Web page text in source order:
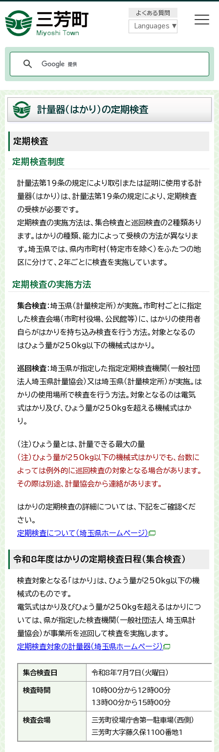
よくある質問
Languages
計量器（はかり）の定期検査
定期検査
定期検査制度
計量法第19条の規定により取引または証明に使用する計
量器（はかり）は、計量法第19条の規定により、定期検査
の受検が必要です。
定期検査の実施方法は、集合検査と巡回検査の2種類あり
ます。はかりの種類、能力によって受検の方法が異なりま
す。埼玉県では、県内市町村（特定市を除く）をふたつの地
区に分けて、2年ごとに検査を実施しています。
定期検査の実施方法
集合検査 ：埼玉県（計量検定所）が実施。市町村ごとに指定
した検査会場（市町村役場、公民館等）に、はかりの使用者
自らがはかりを持ち込み検査を行う方法。対象となるの
はひょう量が250kg以下の機械式はかり。
巡回検査 ：埼玉県が指定した指定定期検査機関（一般社団
法人埼玉県計量協会）又は埼玉県（計量検定所）が実施。は
かりの使用場所で検査を行う方法。対象となるのは電気
式はかり及び、ひょう量が250kgを超える機械式はか
り。
（注）ひょう量とは、計量できる最大の量
（注）ひょう量が250kg以下の機械式はかりでも、台数に
よっては例外的に巡回検査の対象となる場合があります。
その際は別途、計量協会から連絡があります。
はかりの定期検査の詳細については、下記をご確認くだ
さい。
定期検査について（埼玉県ホームページ）
令和8年度はかりの定期検査日程（集合検査）
検査対象となる「はかり」は、ひょう量が250kg以下の機
械式のものです。
電気式はかり及びひょう量が250kgを超えるはかりにつ
いては、県が指定した検査機関（一般社団法人 埼玉県計
量協会）が事業所を巡回して検査を実施します。
定期検査対象の計量器（埼玉県ホームページ）
集合検査日 令和8年7月7日（火曜日）
検査時間
10時00分から12時00分
13時00分から15時00分
検査会場
三芳町役場庁舎第一駐車場（西側）
三芳町大字藤久保1100番地1